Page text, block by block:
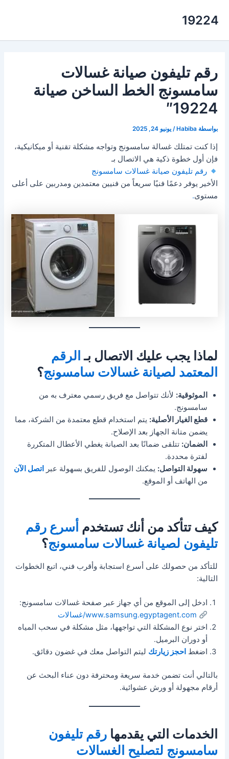
19224
رقم تليفون صيانة غسالات
سامسونج الخط الساخن صيانة
19224″
بواسطة Habiba
/يونيو 24, 2025
إذا كنت تمتلك غسالة سامسونج وتواجه مشكلة تقنية أو ميكانيكية،
فإن أول خطوة ذكية هي الاتصال بـ
رقم تليفون صيانة غسالات سامسونج
الأخير يوفر دعمًا فنيًا سريعاً من فنيين معتمدين ومدربين على أعلى
مستوى.
لماذا يجب عليك الاتصال بـ الرقم
المعتمد لصيانة غسالات سامسونج؟
الموثوقية: لأنك تتواصل مع فريق رسمي معترف به من
سامسونج.
قطع الغيار الأصلية: يتم استخدام قطع معتمدة من الشركة، مما
يضمن متانة الجهاز بعد الإصلاح.
الضمان: تتلقى ضمانًا بعد الصيانة يغطي الأعطال المتكررة
لفترة محددة.
سهولة التواصل: يمكنك الوصول للفريق بسهولة عبر
اتصل الآن
من الهاتف أو الموقع.
كيف تتأكد من أنك تستخدم أسرع رقم
تليفون لصيانة غسالات سامسونج؟
للتأكد من حصولك على أسرع استجابة وأقرب فني، اتبع الخطوات
التالية:
ادخل إلى الموقع من أي جهاز عبر صفحة غسالات سامسونج:
www.samsung.egyptagent.com/غسالات
اختر نوع المشكلة التي تواجهها، مثل مشكلة في سحب المياه
أو دوران البرميل.
اضغط احجز زيارتك ليتم التواصل معك في غضون دقائق.
بالتالي أنت تضمن خدمة سريعة ومحترفة دون عناء البحث عن
أرقام مجهولة أو ورش عشوائية.
الخدمات التي يقدمهارقم تليفون
سامسونج لتصليح الغسالات